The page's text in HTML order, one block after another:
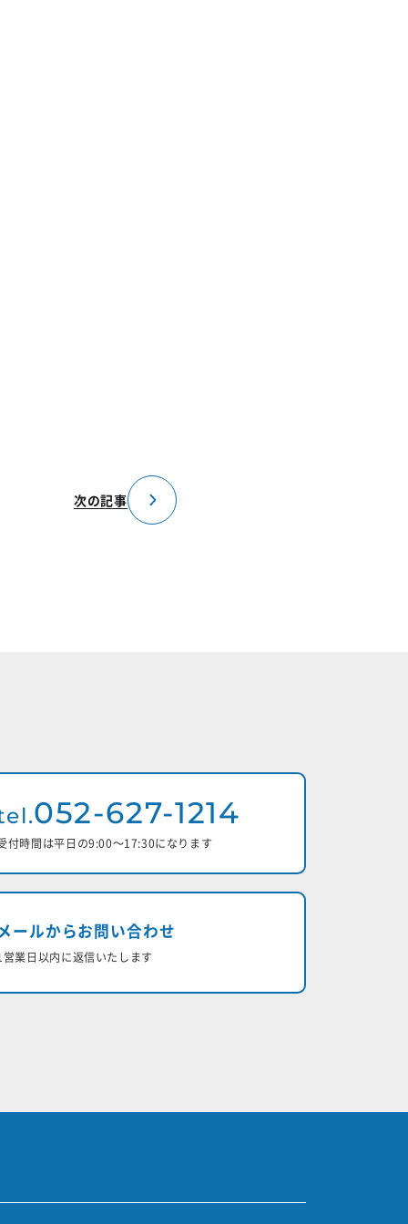
次の記事
052-627-1214
付時間は平日の9:00〜17:30になります
ールからお問い合わせ
営業日以内に返信いたします